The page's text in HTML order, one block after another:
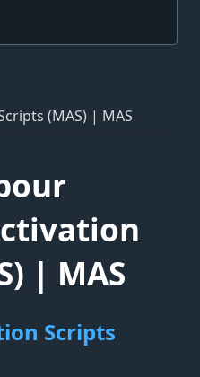
(MAS) | MAS
| MAS
Scripts